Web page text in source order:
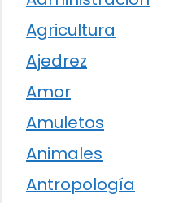
Agricultura
Ajedrez
Amor
Amuletos
Animales
Antropología